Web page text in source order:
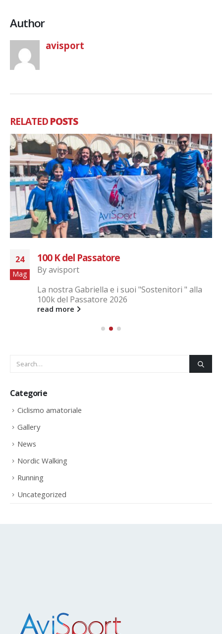
Author
avisport
RELATEDPOSTS
24
Mag
100 K del Passatore
Byavisport
La nostra Gabriella e i suoi "Sostenitori " alla
100k del Passatore 2026
read more
Categorie
Ciclismo amatoriale
Gallery
News
Nordic Walking
Running
Uncategorized